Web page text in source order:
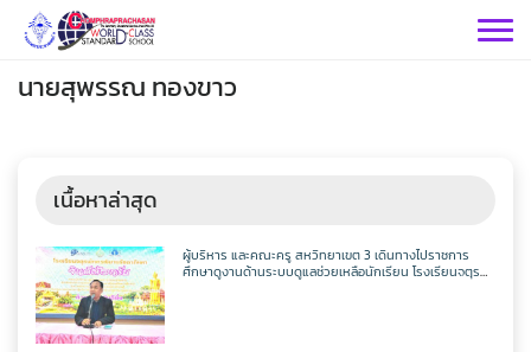
Skip
กลุ่มบริหารวิชาการ
กลุ่มสาระฯ
นายสุพรรณ ทองขาว
เนื้อหาล่าสุด
ผู้บริหาร และคณะครู สหวิทยาเขต 3 เดินทางไปราชการ
ศึกษาดูงานด้านระบบดูแลช่วยเหลือนักเรียน โรงเรียนจตุร